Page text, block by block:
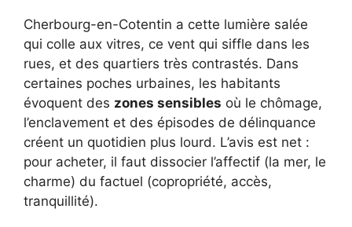
Cherbourg-en-Cotentin a cette lumière salée
qui colle aux vitres, ce vent qui siffle dans les
rues, et des quartiers très contrastés. Dans
certaines poches urbaines, les habitants
évoquent des zones sensibles où le chômage,
l’enclavement et des épisodes de délinquance
créent un quotidien plus lourd. L’avis est net :
pour acheter, il faut dissocier l’affectif (la mer, le
charme) du factuel (copropriété, accès,
tranquillité).